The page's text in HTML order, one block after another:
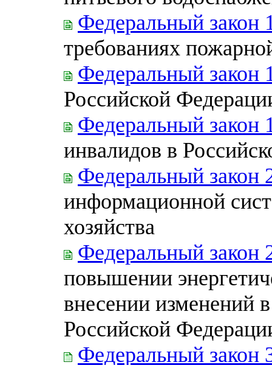
Федеральный закон
требованиях
Федеральный закон
Российской
Федеральный закон
инвалидов в
Федеральный закон
информационной
хозяйства
Федеральный закон
повышении
внесении изменений
Российской
Федеральный закон